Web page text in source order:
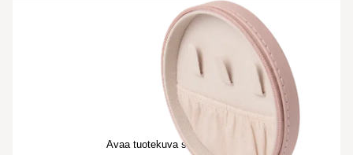
Avaa tuotekuva suurennettuna